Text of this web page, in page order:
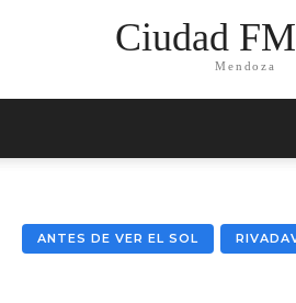
Ciudad
Mendoza
ANTES DE VER EL SOL